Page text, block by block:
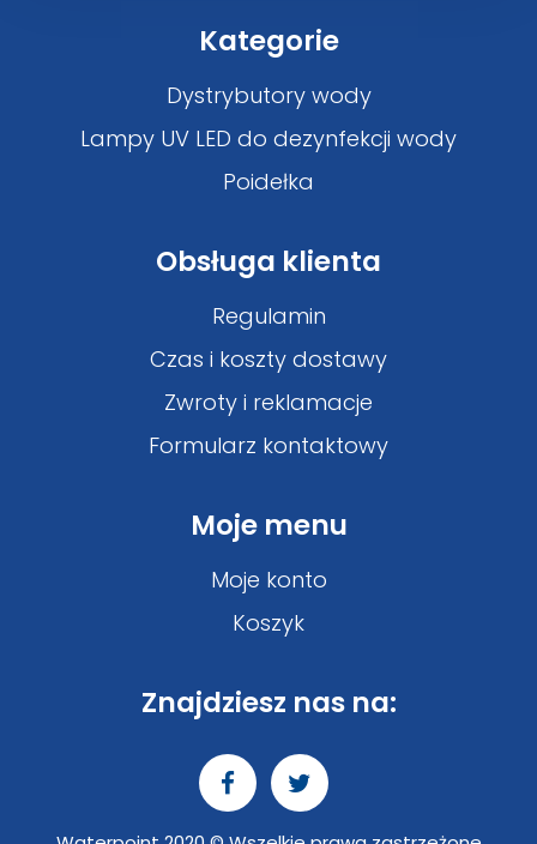
Kategorie
Dystrybutory wody
Lampy UV LED do dezynfekcji wody
Poidełka
Obsługa klienta
Regulamin
Czas i koszty dostawy
Zwroty i reklamacje
Formularz kontaktowy
Moje menu
Moje konto
Koszyk
Znajdziesz nas na: